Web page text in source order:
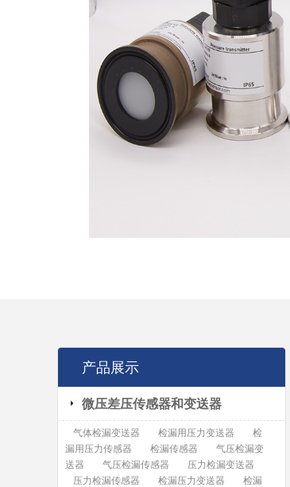
产品展示
微压差压传感器和变送器
气体检漏变送器 检漏用压力变送器
检
漏用压力传感器
检漏传感器
气压检漏变
送器
气压检漏传感器
压力检漏变送器
压力检漏传感器
检漏压力变送器
检漏